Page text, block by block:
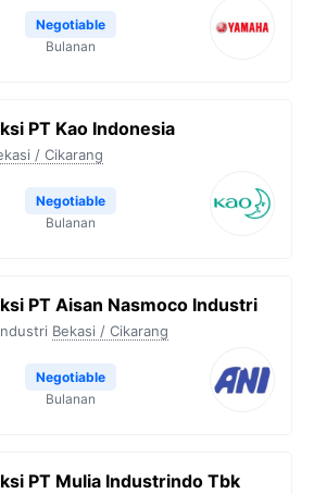
Negotiable
Bulanan
PT Kao Indonesia
/ Cikarang
Negotiable
Bulanan
PT Aisan Nasmoco Industri
Bekasi / Cikarang
Negotiable
Bulanan
PT Mulia Industrindo Tbk